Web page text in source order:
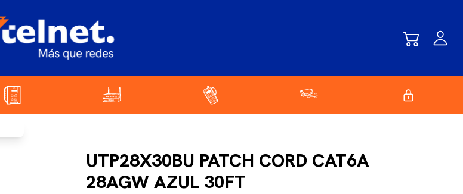
UTP28X30BU PATCH CORD CAT6A
28AGW AZUL 30FT